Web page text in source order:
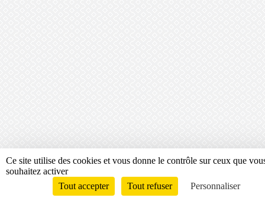
Envie de participer ? Connexion
Ce site utilise des cookies et vous donne le contrôle sur ceux que
souhaitez activer
Tout accepter
Tout refuser Personnaliser